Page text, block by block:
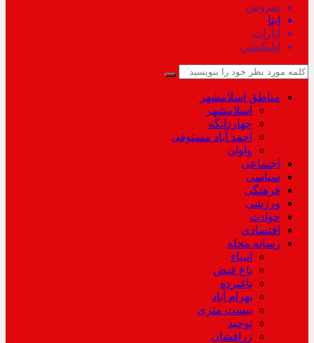
سروش
ایتا
آپارات
اپلیکیشن
مناطق اسلامشهر
اسلامشهر
چهاردانگه
احمد آباد مستوفی
واوان
اجتماعی
سیاسی
فرهنگی
ورزشی
حوادث
اقتصادی
رسانه محله
انبیاء
باغ فیض
باغنرده
بهرام آباد
بیست متری
توحید
زرافشان